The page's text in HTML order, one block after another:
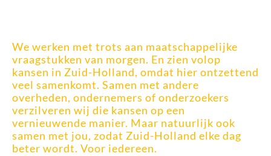
We werken met trots aan maatschappelijke
vraagstukken van morgen. En zien volop
kansen in Zuid-Holland, omdat hier ontzettend
veel samenkomt. Samen met andere
overheden, ondernemers of onderzoekers
verzilveren wij die kansen op een
vernieuwende manier. Maar natuurlijk ook
samen met jou, zodat Zuid-Holland elke dag
beter wordt. Voor iedereen.